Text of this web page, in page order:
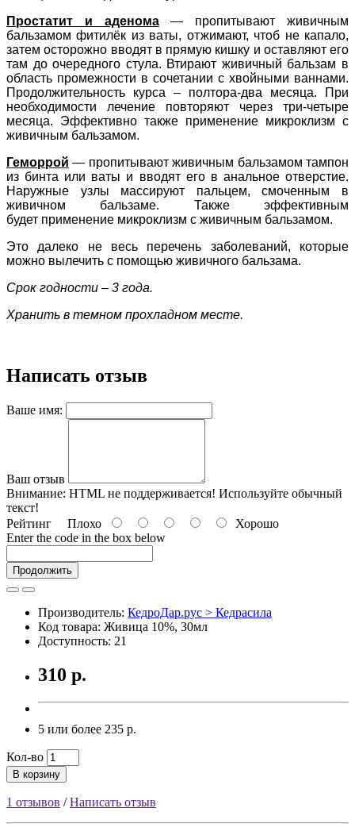
Простатит и аденома— пропитывают живичным
бальзамом фитилёк из ваты, отжимают, чтоб не капало,
затем осторожно вводят в прямую кишку и оставляют его
там до очередного стула. Втирают живичный бальзам в
область промежности в сочетании с хвойными ваннами.
Продолжительность курса – полтора-два месяца. При
необходимости лечение повторяют через три-четыре
месяца. Эффективно также применение микроклизм с
живичным бальзамом.
Геморрой — пропитывают живичным бальзамом тампон
из бинта или ваты и вводят его в анальное отверстие.
Наружные узлы массируют пальцем, смоченным в
живичном бальзаме. Также эффективным
будет применение микроклизм с живичным бальзамом.
Это далеко не весь перечень заболеваний, которые
можно вылечить с помощью живичного бальзама.
Срок годности – 3 года.
Хранить в темном прохладном месте.
Написать отзыв
Ваше имя:
Ваш отзыв
Внимание: HTML не поддерживается! Используйте обычный
текст!
Рейтинг Плохо
Хорошо
Enter the code in the box below
Продолжить
Производитель: КедроДар.рус > Кедрасила
Код товара: Живица 10%, 30мл
Доступность: 21
310 р.
5 или более 235 р.
Кол-во
В корзину
1 отзывов /Написать отзыв